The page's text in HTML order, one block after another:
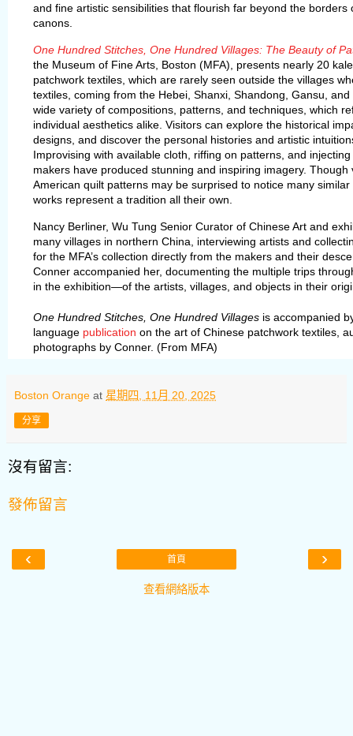
and fine artistic sensibilities that flourish far beyond the borders
canons.
One Hundred Stitches, One Hundred Villages: The Beauty of
the Museum of Fine Arts, Boston (MFA), presents nearly 20
patchwork textiles, which are rarely seen outside the villages
textiles, coming from the Hebei, Shanxi, Shandong, Gansu,
wide variety of compositions, patterns, and techniques, which
individual aesthetics alike. Visitors can explore the historical
designs, and discover the personal histories and artistic
Improvising with available cloth, riffing on patterns, and
makers have produced stunning and inspiring imagery. Though
American quilt patterns may be surprised to notice many
works represent a tradition all their own.
Nancy Berliner, Wu Tung Senior Curator of Chinese Art and
many villages in northern China, interviewing artists and
for the MFA’s collection directly from the makers and their
Conner accompanied her, documenting the multiple trips
in the exhibition—of the artists, villages, and objects in their
One Hundred Stitches, One Hundred Villages is accompanied
language publication on the art of Chinese patchwork textiles,
photographs by Conner. (From MFA)
Boston Orange at 星期四, 11月 20, 2025
分享
沒有留言:
發佈留言
‹ ›
首頁
查看網絡版本